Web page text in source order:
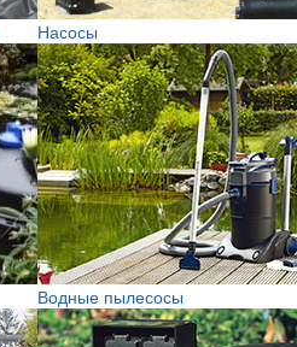
Насосы
Водные пылесосы